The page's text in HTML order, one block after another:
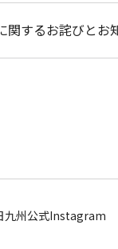
するお詫びとお
九州公式Instagram